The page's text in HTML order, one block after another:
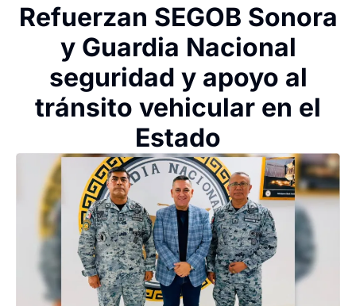
Refuerzan SEGOB Sonora
y Guardia Nacional
seguridad y apoyo al
tránsito vehicular en el
Estado